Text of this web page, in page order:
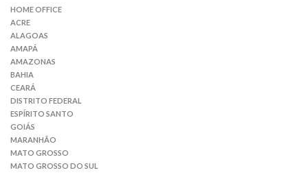
HOME OFFICE
ACRE
ALAGOAS
AMAPÁ
AMAZONAS
BAHIA
CEARÁ
DISTRITO FEDERAL
ESPÍRITO SANTO
GOIÁS
MARANHÃO
MATO GROSSO
MATO GROSSO DO SUL